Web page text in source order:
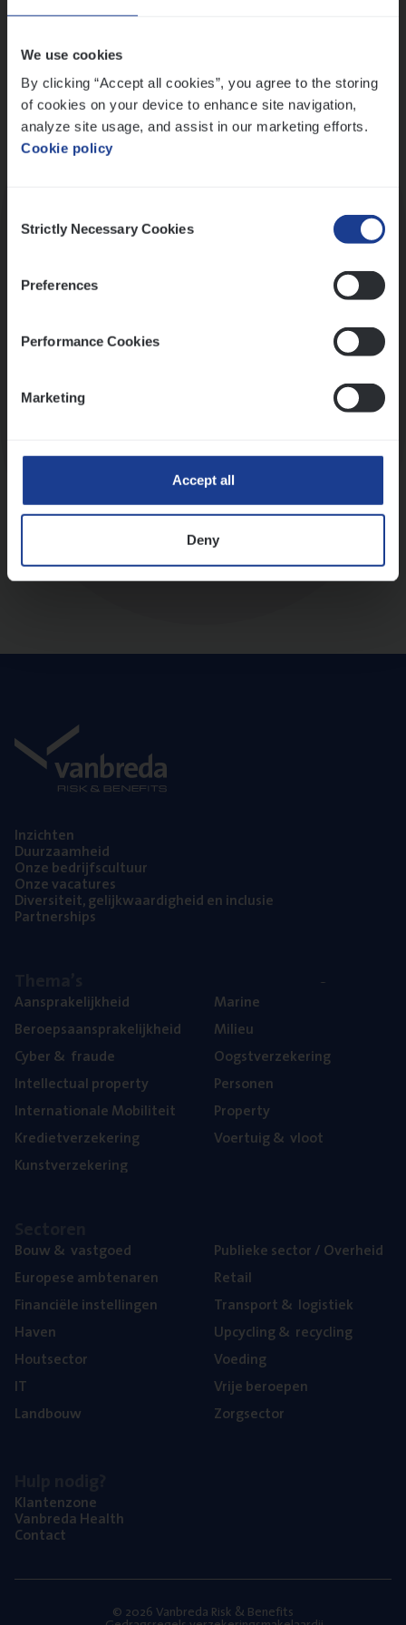
We use cookies
By clicking “Accept all cookies”, you agree to the storing
of cookies on your device to enhance site navigation,
analyze site usage, and assist in our marketing efforts.
Cookie policy
Selection
Strictly Necessary Cookies
Preferences
Performance Cookies
Marketing
Accept all
Deny
Inzich­ten
Duur­zaam­heid
Onze bedrijfs­cul­tuur
Onze vaca­tu­res
Diver­si­teit, gelijk­waar­dig­heid en inclusie
Part­ner­ships
Aan­spra­ke­lijk­heid
Beroeps­aan­spra­ke­lijk­heid
Cyber& fraude
Intel­lec­tu­al property
Inter­na­ti­o­na­le Mobiliteit
Kre­diet­ver­ze­ke­ring
Kunst­ver­ze­ke­ring
Mari­ne
Mili­eu
Oogst­ver­ze­ke­ring
Per­so­nen
Pro­per­ty
Voer­tuig& vloot
Bouw& vastgoed
Euro­pe­se ambtenaren
Finan­ci­ë­le instellingen
Haven
Hout­sec­tor
IT
Land­bouw
Publie­ke sec­tor / Overheid
Retail
Trans­port& logistiek
Upcy­cling& recycling
Voe­ding
Vrije beroe­pen
Zorg­sec­tor
Klan­ten­zo­ne
Van­b­re­da Health
Con­tact
© 2026 Vanbreda Risk & Benefits